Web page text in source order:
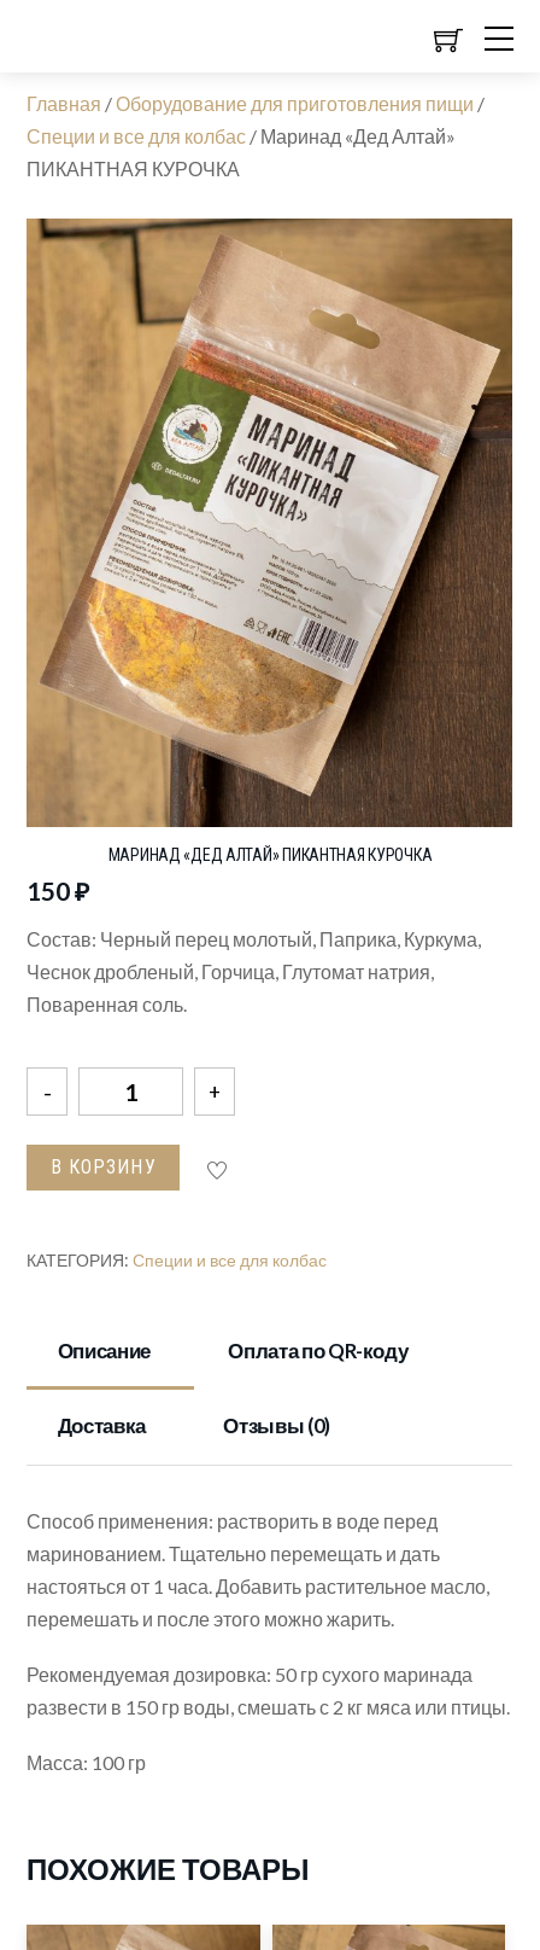
Главная /Оборудование для приготовления пищи /
Специи и все для колбас / Маринад «Дед Алтай»
ПИКАНТНАЯ КУРОЧКА
МАРИНАД «ДЕД АЛТАЙ» ПИКАНТНАЯ КУРОЧКА
150₽
Состав: Черный перец молотый, Паприка, Куркума,
Чеснок дробленый, Горчица, Глутомат натрия,
Поваренная соль.
Количество
товара
Маринад
"Дед
В КОРЗИНУ
КАТЕГОРИЯ:Специи и все для колбас
Описание Оплата по QR-коду
Доставка Отзывы (0)
Способ применения: растворить в воде перед
маринованием. Тщательно перемещать и дать
настояться от 1 часа. Добавить растительное масло,
перемешать и после этого можно жарить.
Рекомендуемая дозировка: 50 гр сухого маринада
развести в 150 гр воды, смешать с 2 кг мяса или птицы.
Масса: 100 гр
ПОХОЖИЕ ТОВАРЫ